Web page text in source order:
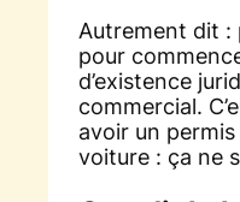
Autrement dit :
pour
d’existence
commercial.
avoir un
voiture : ça ne